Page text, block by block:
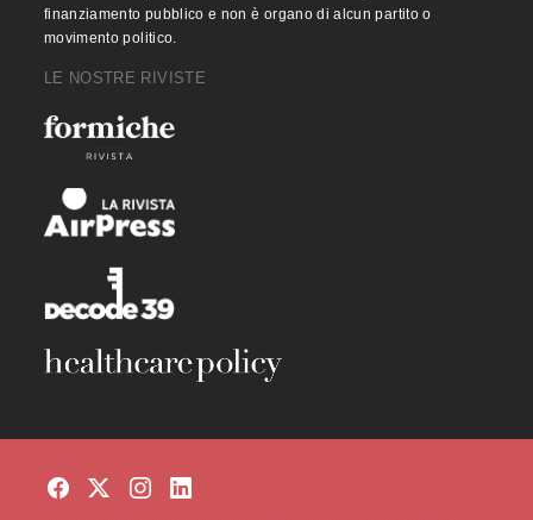
finanziamento pubblico e non è organo di alcun partito o
movimento politico.
LE NOSTRE RIVISTE